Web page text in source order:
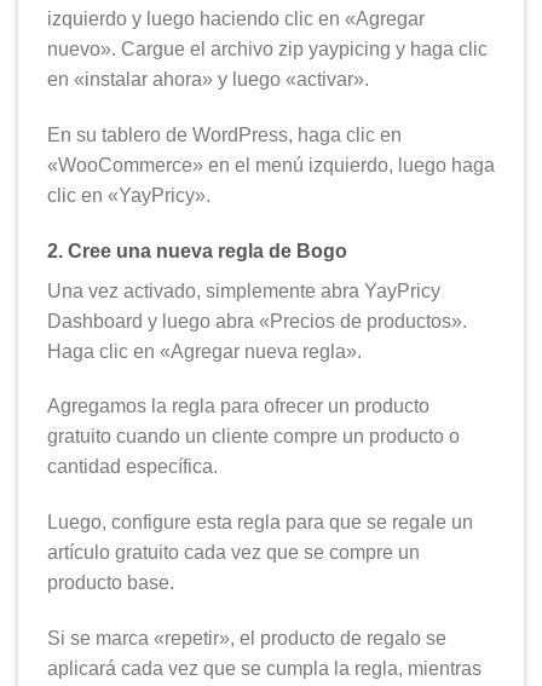
izquierdo y luego haciendo clic en «Agregar
nuevo». Cargue el archivo zip yaypicing y haga clic
en «instalar ahora» y luego «activar».
En su tablero de WordPress, haga clic en
«WooCommerce» en el menú izquierdo, luego haga
clic en «YayPricy».
2. Cree una nueva regla de Bogo
Una vez activado, simplemente abra YayPricy
Dashboard y luego abra «Precios de productos».
Haga clic en «Agregar nueva regla».
Agregamos la regla para ofrecer un producto
gratuito cuando un cliente compre un producto o
cantidad específica.
Luego, configure esta regla para que se regale un
artículo gratuito cada vez que se compre un
producto base.
Si se marca «repetir», el producto de regalo se
aplicará cada vez que se cumpla la regla, mientras